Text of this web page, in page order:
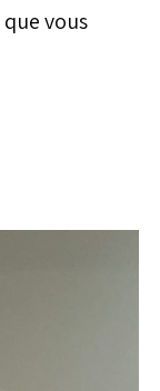
vous